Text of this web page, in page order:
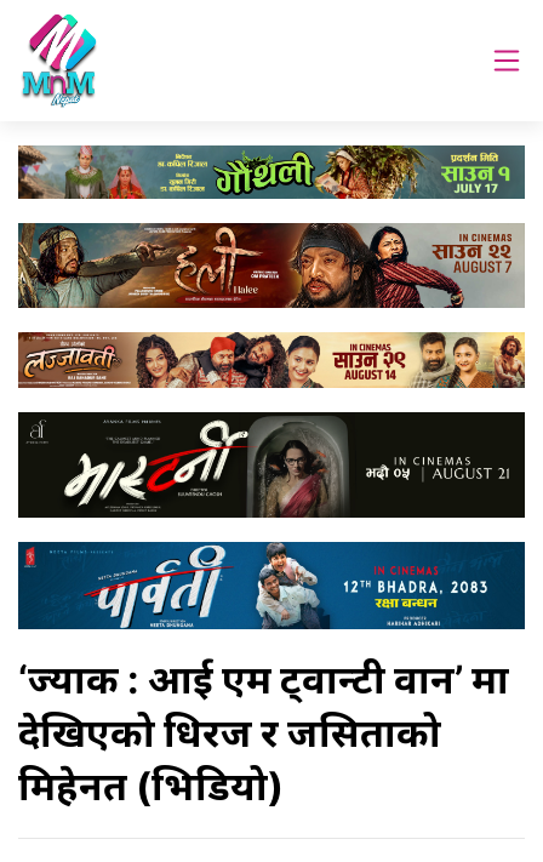
‘ज्याकी : आई एम ट्वान्टी वान’ मा
देखिएको धिरज र जसिताको
मिहेनत (भिडियो)